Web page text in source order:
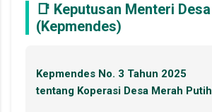
📑 Keputusan Menteri Desa
(Kepmendes)
Kepmendes No. 3 Tahun 2025
tentang Koperasi Desa Merah Putih